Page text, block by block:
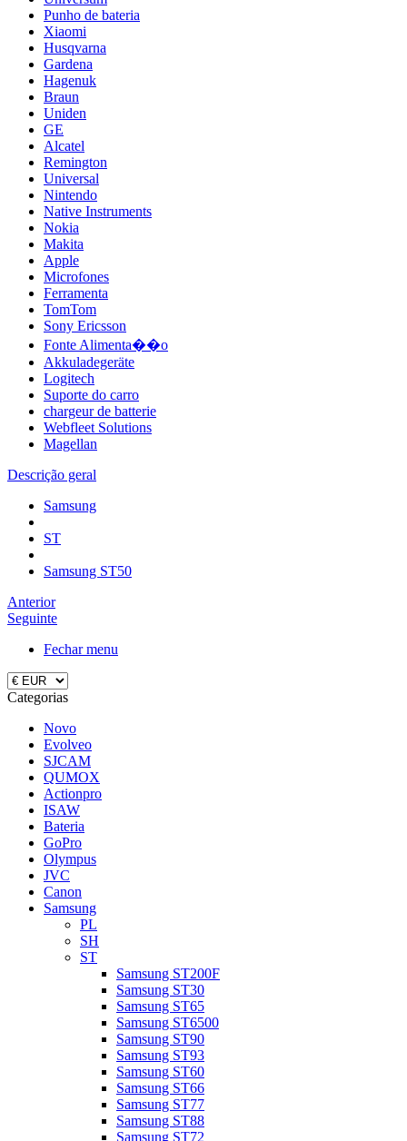
Punho de bateria
Xiaomi
Husqvarna
Gardena
Hagenuk
Braun
Uniden
GE
Alcatel
Remington
Universal
Nintendo
Native Instruments
Nokia
Makita
Apple
Microfones
Ferramenta
TomTom
Sony Ericsson
Fonte Alimenta��o
Akkuladegeräte
Logitech
Suporte do carro
chargeur de batterie
Webfleet Solutions
Magellan
Descrição geral
Samsung
ST
Samsung ST50
Anterior
Seguinte
Fechar menu
Categorias
Novo
Evolveo
SJCAM
QUMOX
Actionpro
ISAW
Bateria
GoPro
Olympus
JVC
Canon
Samsung
PL
SH
ST
Samsung ST200F
Samsung ST30
Samsung ST65
Samsung ST6500
Samsung ST90
Samsung ST93
Samsung ST60
Samsung ST66
Samsung ST77
Samsung ST88
Samsung ST72